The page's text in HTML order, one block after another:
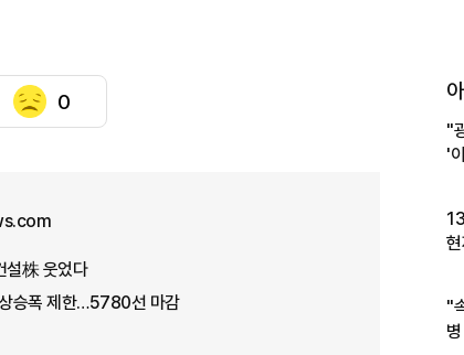
0
설株 웃었다
승폭 제한…5780선 마감
"
'
"